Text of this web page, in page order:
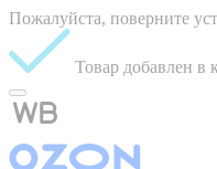
Пожалуйста, поверните
Товар добавлен в